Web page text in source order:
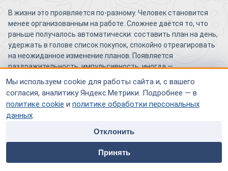
Мы используем cookie для работы сайта и, с вашего
согласия, аналитику Яндекс.Метрики. Подробнее — в
политике cookie и политике обработки персональных
данных.
Отклонить
Принять
home people
Специалисты
payment contacts
В жизни это проявляется по-разному. Человек становится
менее организованным на работе. Сложнее даётся то, что
раньше получалось автоматически: составить план на день,
удержать в голове список покупок, спокойно отреагировать
на неожиданное изменение планов. Появляется
раздражительность, импульсивность, иногда —
несвойственная раньше резкость в общении.
Память на события долго остаётся относительно сохранной.
Но страдает рабочая память — способность удерживать
информацию «в моменте» и оперировать ею. Замедляется
скорость мышления: человеку нужно больше времени, чтобы